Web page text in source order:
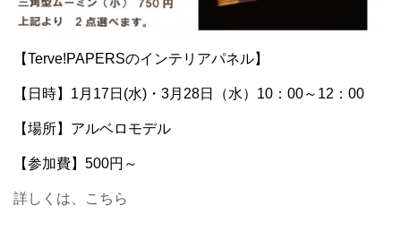
【Terve!PAPERSのインテリアパネル】
【日時】1月17日(水)・3月28日（水）10：00～12：00
【場所】アルベロモデル
【参加費】500円～
詳しくは、こちら